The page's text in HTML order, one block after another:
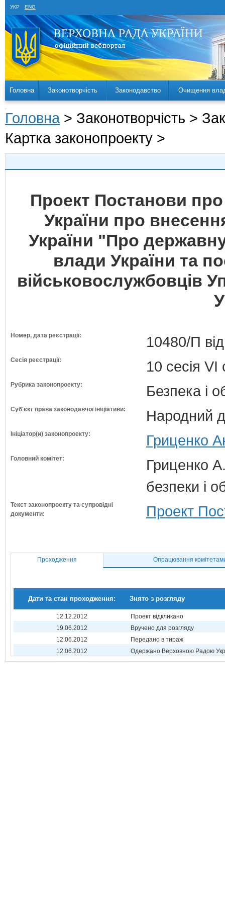
УКР ENG
Головна Законотворчість Законодавство Очищення
Головна > Законотворчість >
Картка законопроекту >
Проект Постанови
України про
України "Про
влади України та
військовослужбовців
Номер, дата реєстрації: 10480/П
Сесія реєстрації: 10 сесія VI
Рубрика законопроекту: Безпека і
Суб'єкт права законодавчої ініціативи: Народний
Ініціатор(и) законопроекту: Гриценко
Головний комітет:
Гриценко
безпеки і
Текст законопроекту та супровідні
документи:
Проект
Проходження Опрацювання
Дати та стан проходження: Знято з розгляду
12.12.2012
Проект відкликано
19.06.2012
Вручено для розгляду
12.06.2012
Передано в тираж
12.06.2012
Одержано Верховною Радою